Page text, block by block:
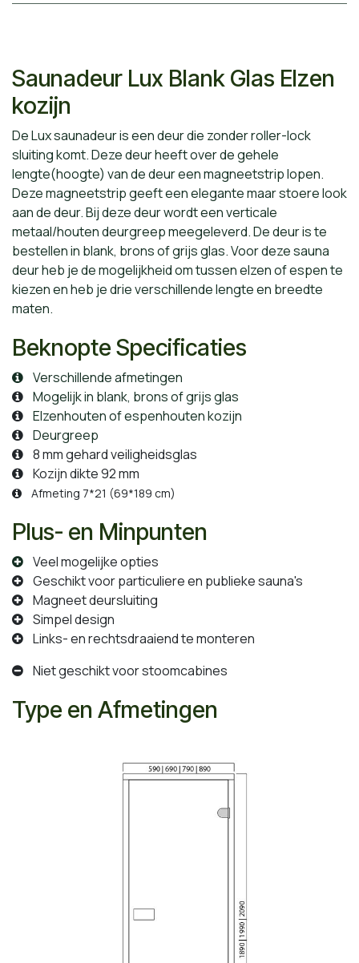
Saunadeur Lux Blank Glas Elzen
kozijn
De Lux saunadeur is een deur die zonder roller-lock
sluiting komt. Deze deur heeft over de gehele
lengte(hoogte) van de deur een magneetstrip lopen.
Deze magneetstrip geeft een elegante maar stoere look
aan de deur. Bij deze deur wordt een verticale
metaal/houten deurgreep meegeleverd. De deur is te
bestellen in blank, brons of grijs glas. Voor deze sauna
deur heb je de mogelijkheid om tussen elzen of espen te
kiezen en heb je drie verschillende lengte en breedte
maten.
Beknopte Specificaties
Verschillende afmetingen
Mogelijk in blank, brons of grijs glas
Elzenhouten of espenhouten kozijn
Deurgreep
8 mm gehard veiligheidsglas
Kozijn dikte 92 mm
Afmeting 7*21 (69*189 cm)
Plus- en Minpunten
Veel mogelijke opties
Geschikt voor particuliere en publieke sauna's
Magneet deursluiting
Simpel design
Links- en rechtsdraaiend te monteren
Niet geschikt voor stoomcabines
Type en Afmetingen